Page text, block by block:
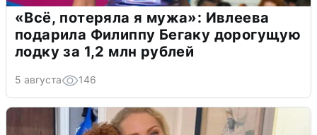
«Всё, потеряла я мужа»: Ивлеева
подарила Филиппу Бегаку дорогущую
лодку за 1,2 млн рублей
5 августа 146